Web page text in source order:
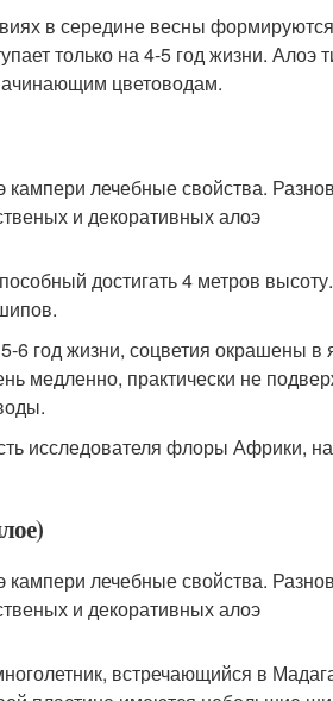
в середине весны
только на 4-5 год жизни. Алоэ
цветоводам.
достигать 4 метров
6 год жизни, соцветия окрашены
медленно, практически не
исследователя флоры Африки,
встречающийся в